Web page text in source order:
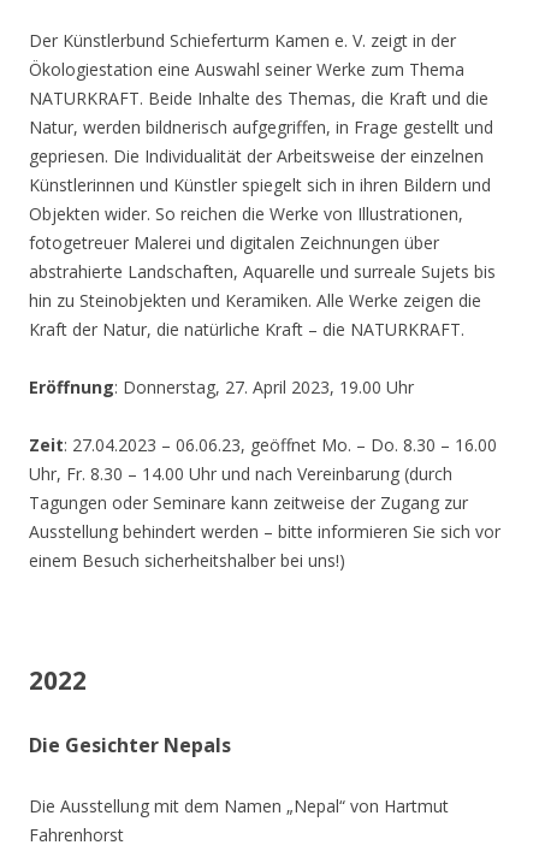
Der Künstlerbund Schieferturm Kamen e. V. zeigt in der
Ökologiestation eine Auswahl seiner Werke zum Thema
NATURKRAFT. Beide Inhalte des Themas, die Kraft und die
Natur, werden bildnerisch aufgegriffen, in Frage gestellt und
gepriesen. Die Individualität der Arbeitsweise der einzelnen
Künstlerinnen und Künstler spiegelt sich in ihren Bildern und
Objekten wider. So reichen die Werke von Illustrationen,
fotogetreuer Malerei und digitalen Zeichnungen über
abstrahierte Landschaften, Aquarelle und surreale Sujets bis
hin zu Steinobjekten und Keramiken. Alle Werke zeigen die
Kraft der Natur, die natürliche Kraft – die NATURKRAFT.
Eröffnung: Donnerstag, 27. April 2023, 19.00 Uhr
Zeit: 27.04.2023 – 06.06.23, geöffnet Mo. – Do. 8.30 – 16.00
Uhr, Fr. 8.30 – 14.00 Uhr und nach Vereinbarung (durch
Tagungen oder Seminare kann zeitweise der Zugang zur
Ausstellung behindert werden – bitte informieren Sie sich vor
einem Besuch sicherheitshalber bei uns!)
2022
Die Gesichter Nepals
Die Ausstellung mit dem Namen „Nepal“ von Hartmut
Fahrenhorst